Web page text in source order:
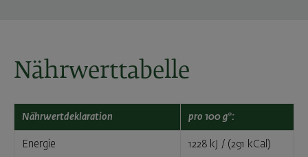
Nährwerttabelle
Nährwertdeklaration pro 100 g*:
Energie 1228 kJ / (291 kCal)